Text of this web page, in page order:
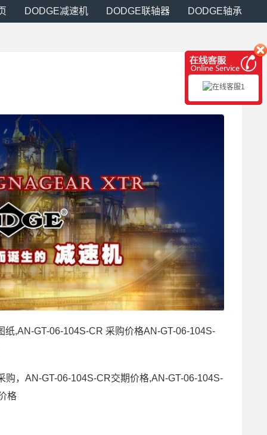
DODGE减速机 DODGE联轴器 DODGE轴承
,AN-GT-06-104S-CR 采购价格AN-GT-06-104S-
，AN-GT-06-104S-CR交期价格,AN-GT-06-104S-
格